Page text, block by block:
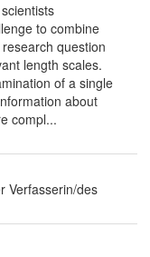
to combine
question
length scales.
of a single
about
compl...
Verfasserin/des